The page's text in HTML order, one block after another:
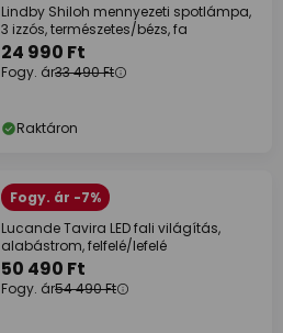
Lindby Shiloh mennyezeti spotlámpa,
3 izzós, természetes/bézs, fa
24 990 Ft
Fogy. ár33 490 Ft
Raktáron
Fogy. ár -7%
Lucande Tavira LED fali világítás,
alabástrom, felfelé/lefelé
50 490 Ft
Fogy. ár54 490 Ft